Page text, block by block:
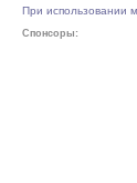
При использовании
Спонсоры: